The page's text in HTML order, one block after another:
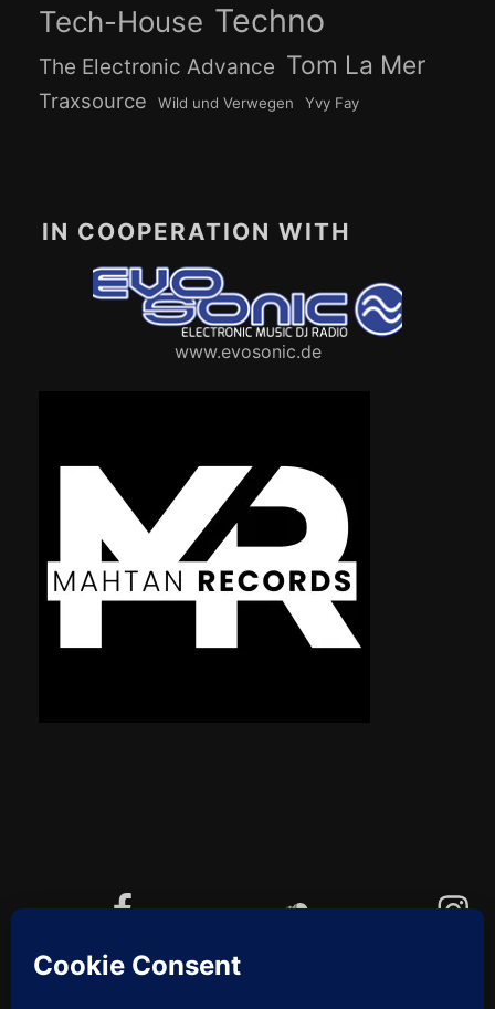
Tech-House Techno
The Electronic Advance Tom La Mer
Traxsource Wild und Verwegen Yvy Fay
IN COOPERATION WITH
www.evosonic.de
YouTube
Cookie-Richtlinie (EU)